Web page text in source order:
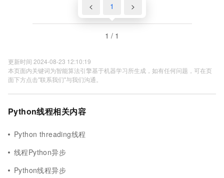
< 1 >
1 / 1
更新时间 2024-08-23 12:10:19
本页面内关键词为智能算法引擎基于机器学习所生成，如有任何问题，可在页
面下方点击"联系我们"与我们沟通。
Python线程相关内容
Python threading线程
线程Python异步
Python线程异步